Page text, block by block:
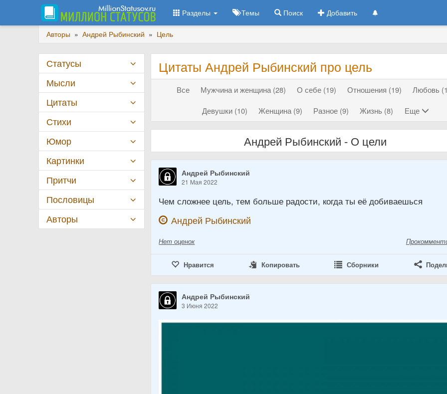
Разделы Темы Поиск Добавить
Авторы » Андрей Рыбинский » Цель
Цитаты Андрей Рыбинский про цель
Все Мужчина и женщина (28) О себе (19) Отношения (19)
Любовь
Девушки (10)
Женщина (9) Разное (9) Жизнь (8) Еще
Андрей Рыбинский - О цели
Андрей Рыбинский
21 Мая 2022
Чем сложнее цель, тем больше радости, когда ты её добиваешься
Андрей Рыбинский
Нет оценок
Нравится Копировать Сборники
Андрей Рыбинский
3 Июня 2022
Статусы
Мысли
Цитаты
Стихи
Юмор
Картинки
Притчи
Пословицы
Авторы